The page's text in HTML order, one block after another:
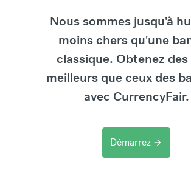
Nous sommes jusqu'à
moins chers qu'une
classique. Obtenez
meilleurs que ceux des
avec CurrencyFair.
Démarrez arrow_forward